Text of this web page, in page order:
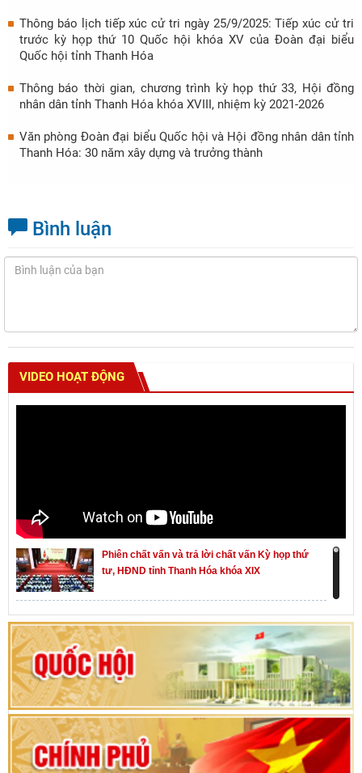
Thông báo lịch tiếp xúc cử tri ngày 25/9/2025: Tiếp xúc cử tri
trước kỳ họp thứ 10 Quốc hội khóa XV của Đoàn đại biểu
Quốc hội tỉnh Thanh Hóa
Thông báo thời gian, chương trình kỳ họp thứ 33, Hội đồng
nhân dân tỉnh Thanh Hóa khóa XVIII, nhiệm kỳ 2021-2026
Văn phòng Đoàn đại biểu Quốc hội và Hội đồng nhân dân tỉnh
Thanh Hóa: 30 năm xây dựng và trưởng thành
Bình luận
VIDEO HOẠT ĐỘNG
Phiên chất vấn và trả lời chất vấn Kỳ họp thứ
tư, HĐND tỉnh Thanh Hóa khóa XIX
Khai mạc kỳ họp thứ Nhất, Quốc hội khóa XVI
Hướng dẫn quy trình bỏ phiếu bầu cử ĐBQH
khoá XVI và đại biểu HĐND các cấp nhiệm kỳ
2026-2031
80 năm Quốc hội Việt Nam: vì lợi ích Nhân dân,
vì sự phát triển của đất nước